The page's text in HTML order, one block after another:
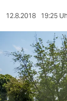
sport
berlin
nord
wahrheit
12.8.2018 19:25